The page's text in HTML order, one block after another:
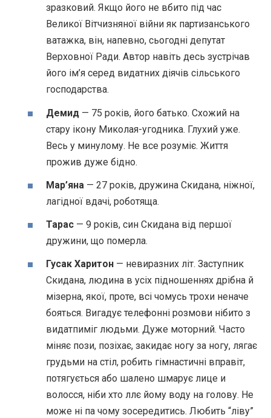
зразковий. Якщо його не вбито під час
Великої Вітчизняної війни як партизанського
ватажка, він, напевно, сьогодні депутат
Верховної Ради. Автор навіть десь зустрічав
його ім’я серед видатних діячів сільського
господарства.
Демид — 75 років, його батько. Схожий на
стару ікону Миколая-угодника. Глухий уже.
Весь у минулому. Не все розуміє. Життя
прожив дуже бідно.
Мар’яна — 27 років, дружина Скидана, ніжної,
лагідної вдачі, роботяща.
Тарас — 9 років, син Скидана від першої
дружини, що померла.
Гусак Харитон — невиразних літ. Заступник
Скидана, людина в усіх підношеннях дрібна й
мізерна, якої, проте, всі чомусь трохи неначе
бояться. Вигадує телефонні розмови нібито з
видатпиміг людьми. Дуже моторний. Часто
міняє пози, позіхає, закидає ногу за ногу, лягає
грудьми на стіл, робить гімнастичні вправіт,
потягується або шалено шмарує лице и
волосся, ніби хто ллє йому воду на голову. Не
може ні па чому зосередитись. Любить “ліву”